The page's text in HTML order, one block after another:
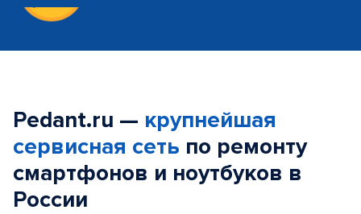
Pedant.ru — крупнейшая
сервисная сеть по ремонту
смартфонов и ноутбуков в
России